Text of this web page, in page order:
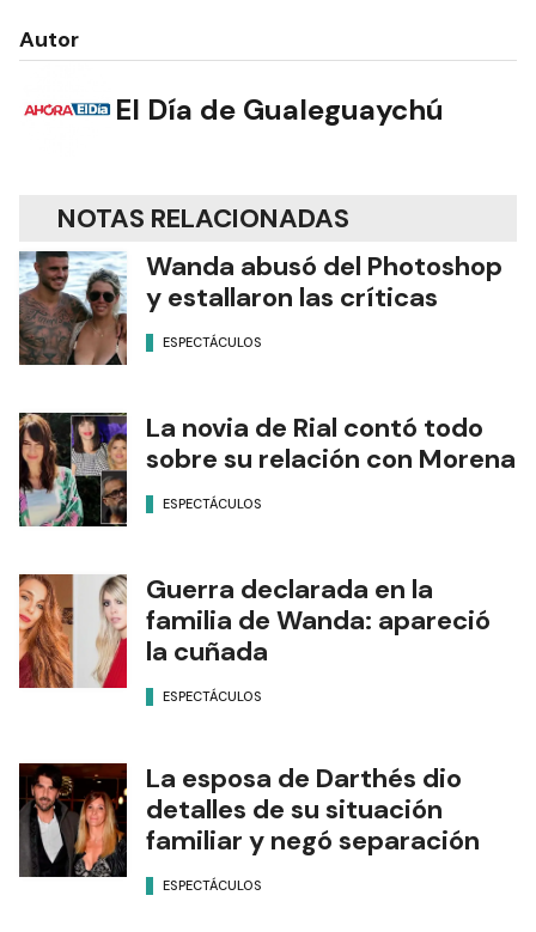
Autor
El Día de Gualeguaychú
NOTAS RELACIONADAS
Wanda abusó del Photoshop
y estallaron las críticas
ESPECTÁCULOS
La novia de Rial contó todo
sobre su relación con Morena
ESPECTÁCULOS
Guerra declarada en la
familia de Wanda: apareció
la cuñada
ESPECTÁCULOS
La esposa de Darthés dio
detalles de su situación
familiar y negó separación
ESPECTÁCULOS